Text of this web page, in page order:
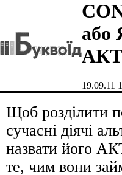
або
19.09.11
Щоб розділити
сучасні діячі
назвати його
те, чим вони